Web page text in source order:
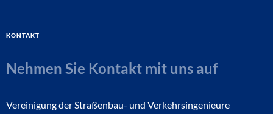
Kontakt
Nehmen Sie Kontakt mit uns auf
Vereinigung der Straßenbau- und Verkehrsingenieure